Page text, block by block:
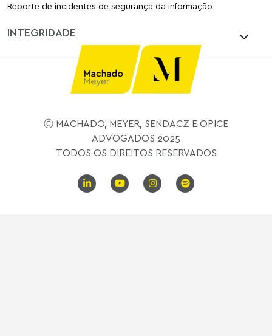
Reporte de incidentes de segurança da informação
INTEGRIDADE
Ⓒ MACHADO, MEYER, SENDACZ E OPICE
ADVOGADOS 2025
TODOS OS DIREITOS RESERVADOS